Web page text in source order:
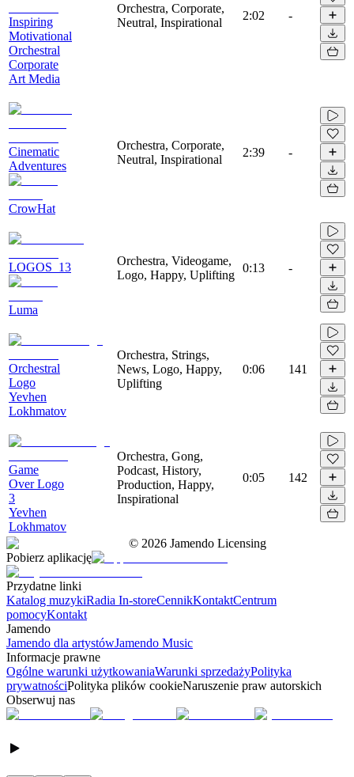
Inspiring
Motivational
Orchestral
Corporate
Art Media
Orchestra, Corporate,
Neutral, Inspirational
2:02 -
Cinematic
Adventures
CrowHat
Orchestra, Corporate,
Neutral, Inspirational
2:39 -
LOGOS_13
Luma
Orchestra, Videogame,
Logo, Happy, Uplifting
0:13 -
Orchestral
Logo
Yevhen
Lokhmatov
Orchestra, Strings,
News, Logo, Happy,
Uplifting
0:06 141
Game
Over Logo
3
Yevhen
Lokhmatov
Orchestra, Gong,
Podcast, History,
Production, Happy,
Inspirational
0:05 142
© 2026 Jamendo Licensing
Pobierz aplikację
Przydatne linki
Katalog muzykiRadia In-storeCennikKontaktCentrum
pomocyKontakt
Jamendo
Jamendo dla artystówJamendo Music
Informacje prawne
Ogólne warunki użytkowaniaWarunki sprzedażyPolityka
prywatnościPolityka plików cookieNaruszenie praw autorskich
Obserwuj nas